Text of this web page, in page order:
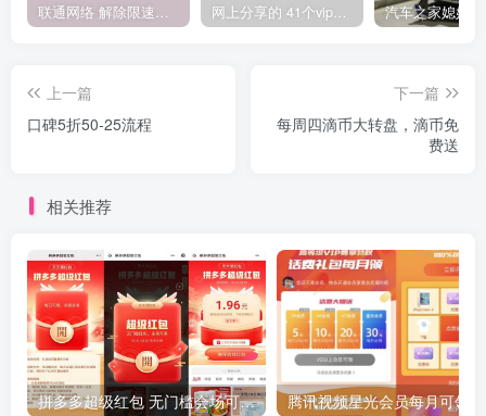
联通网络 解除限速方法参考！畅享、畅玩、老白干等及其它地区自测了 网上分享的 41个vip解析接口 有需要的拿去~ 免费看全网VIP会员视频
上一篇
口碑5折50-25流程
下一篇
每周四滴币大转盘，滴币免
费送
相关推荐
拼多多超级红包 无门槛会场可用 天天可领 最高88.88元